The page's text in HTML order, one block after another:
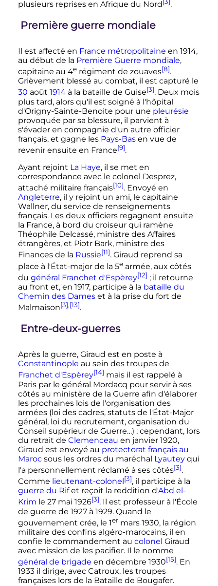
plusieurs reprises en Afrique du Nord .
Première guerre mondiale
Il est affecté en France métropolitaine en 1914,
au début de la Première Guerre mondiale,
capitaine au 4e régiment de zouaves[8].
Grièvement blessé au combat, il est capturé le
30 août 1914à la bataille de Guise[3]. Deux mois
plus tard, alors qu'il est soigné à l'hôpital
d'Origny-Sainte-Benoite pour une pleurésie
provoquée par sa blessure, il parvient à
s'évader en compagnie d'un autre officier
français, et gagne les Pays-Basen vue de
revenir ensuite en France[9].
Ayant rejoint La Haye, il se met en
correspondance avec le colonel Desprez,
attaché militaire français[10]. Envoyé en
Angleterre, il y rejoint un ami, le capitaine
Wallner, du service de renseignements
français. Les deux officiers regagnent ensuite
la France, à bord du croiseur qui ramène
Théophile Delcassé, ministre des Affaires
étrangères, et Piotr Bark, ministre des
Finances de la Russie[11]. Giraud reprend sa
place à l'État-major de la 5e armée, aux côtés
du général Franchet d'Espèrey[12] ; il retourne
au front et, en 1917, participe à la bataille du
Chemin des Dameset à la prise du fort de
Malmaison[3],[13].
Entre-deux-guerres
Après la guerre, Giraud est en poste à
Constantinople au sein des troupes de
Franchet d'Espèrey[14] mais il est rappelé à
Paris par le général Mordacq pour servir à ses
côtés au ministère de la Guerre afin d'élaborer
les prochaines lois de l'organisation des
armées (loi des cadres, statuts de l'État-Major
général, loi du recrutement, organisation du
Conseil supérieur de Guerre…) ; cependant, lors
du retrait de Clemenceau en janvier 1920,
Giraud est envoyé au protectorat français au
Marocsous les ordres du maréchal Lyauteyqui
l'a personnellement réclamé à ses côtés[3].
Comme lieutenant-colonel [3], il participe à la
guerre du Rifet reçoit la reddition d'Abd el-
Krim le 27 mai 1926[3]. Il est professeur à l'École
de guerre de 1927 à 1929. Quand le
gouvernement crée, le 1ermars 1930, la région
militaire des confins algéro-marocains, il en
confie le commandement au colonel Giraud
avec mission de les pacifier. Il le nomme
général de brigade en décembre 1930[15]. En
1933 il dirige, avec Catroux, les troupes
françaises lors de la Bataille de Bougafer.